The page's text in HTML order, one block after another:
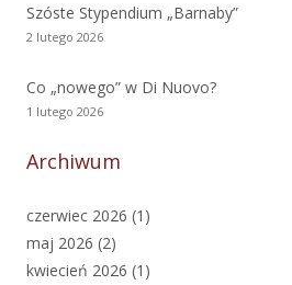
Szóste Stypendium „Barnaby”
2 lutego 2026
Co „nowego” w Di Nuovo?
1 lutego 2026
Archiwum
czerwiec 2026 (1)
maj 2026 (2)
kwiecień 2026 (1)